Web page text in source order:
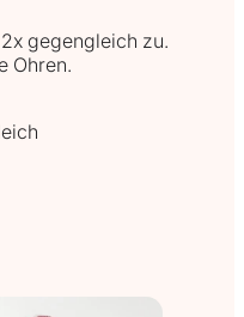
gegengleich zu.
Ohren.